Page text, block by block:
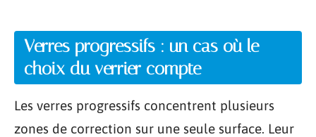
Verres progressifs : un cas où le
choix du verrier compte
Les verres progressifs concentrent plusieurs
zones de correction sur une seule surface. Leur